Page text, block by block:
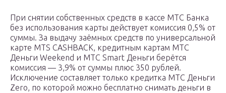
При снятии собственных средств в кассе МТС Банка
без использования карты действует комиссия 0,5% от
суммы. За выдачу заёмных средств по универсальной
карте MTS CASHBACK, кредитным картам МТС
Деньги Weekend и МТС Smart Деньги берётся
комиссия — 3,9% от суммы плюс 350 рублей.
Исключение составляет только кредитка МТС Деньги
Zero, по которой можно бесплатно снимать деньги в